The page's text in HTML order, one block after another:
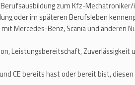
zum Kfz-
oder im späteren Berufsleben
Mercedes-Benz, Scania und anderen
Leistungsbereitschaft, Zuverlässigkeit
und CE bereits hast oder bereit bist,